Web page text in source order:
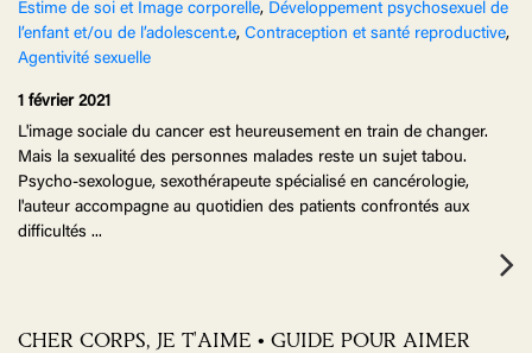
Estime de soi et Image corporelle, Développement psychosexuel de
l’enfant et/ou de l’adolescent.e, Contraception et santé reproductive,
Agentivité sexuelle
1 février 2021
L'image sociale du cancer est heureusement en train de changer.
Mais la sexualité des personnes malades reste un sujet tabou.
Psycho-sexologue, sexothérapeute spécialisé en cancérologie,
l'auteur accompagne au quotidien des patients confrontés aux
difficultés ...
CHER CORPS, JE T'AIME • GUIDE POUR AIMER